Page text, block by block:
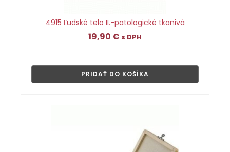
4915 Ľudské telo II.-patologické tkanivá
19,90 € s DPH
PRIDAŤ DO KOŠÍKA